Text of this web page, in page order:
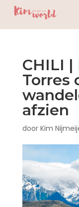
CHILI
Torres
afzien
door Kim